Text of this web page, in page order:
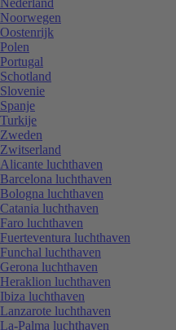
Noorwegen
Oostenrijk
Polen
Portugal
Schotland
Slovenie
Spanje
Turkije
Zweden
Zwitserland
Alicante luchthaven
Barcelona luchthaven
Bologna luchthaven
Catania luchthaven
Faro luchthaven
Fuerteventura luchthaven
Funchal luchthaven
Gerona luchthaven
Heraklion luchthaven
Ibiza luchthaven
Lanzarote luchthaven
La-Palma luchthaven